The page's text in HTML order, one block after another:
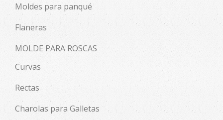
Moldes para panqué
Flaneras
MOLDE PARA ROSCAS
Curvas
Rectas
Charolas para Galletas